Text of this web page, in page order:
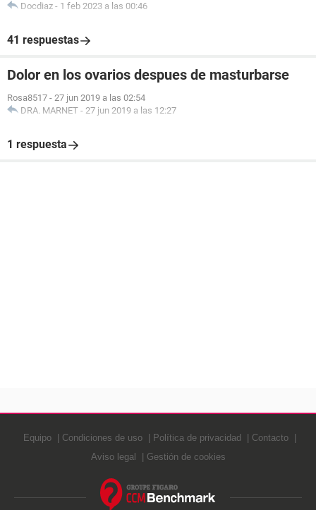
Docdiaz - 1 feb 2023 a las 00:46
41 respuestas
Dolor en los ovarios despues de masturbarse
Rosa8517 - 27 jun 2019 a las 02:54
DRA. MARNET - 27 jun 2019 a las 12:27
1 respuesta
Equipo Condiciones de uso Política de privacidad
Contacto
Aviso legal
Gestión de cookies